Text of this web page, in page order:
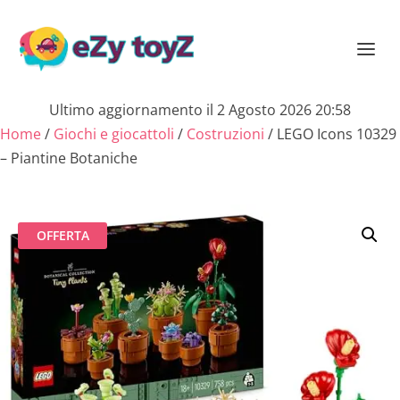
Ultimo aggiornamento il 2 Agosto 2026 20:58
Home/ Giochi e giocattoli / Costruzioni / LEGO Icons 10329
– Piantine Botaniche
OFFERTA